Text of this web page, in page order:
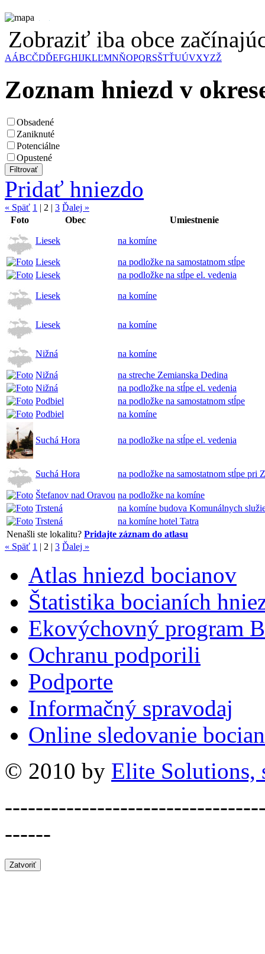
Zobraziť iba obce
AÁBCČDĎEFGHIJKLĽMNŇOPQRSŠTŤUÚVXYZŽ
Zoznam hniezd v
Obsadené
Zaniknuté
Potenciálne
Opustené
Pridať hniezdo
« Späť 1 | 2 | 3 Ďalej »
Foto
Obec Umiestnenie
Liesek na komíne
Liesek
na podložke na samostatnom stĺpe
Liesek
na podložke na stĺpe el. vedenia
Liesek na komíne
Liesek na komíne
Nižná na komíne
Nižná
na streche Zemianska Dedina
Nižná
na podložke na stĺpe el. vedenia
Podbiel
na podložke na samostatnom stĺpe
Podbiel
na komíne
Suchá Hora na podložke na stĺpe el. vedenia
Suchá Hora na podložke na samostatnom stĺpe pri
Štefanov nad Oravou na podložke na komíne
Trstená
na komíne budova Komunálnych
Trstená
na komíne hotel Tatra
Nenašli ste lokalitu? Pridajte záznam do atlasu
« Späť 1 | 2 | 3 Ďalej »
Atlas hniezd bocianov
Štatistika bocianích
Ekovýchovný program
Ochranu podporili
Podporte
Informačný spravodaj
Online sledovanie
© 2010 by Elite Solutions,
------